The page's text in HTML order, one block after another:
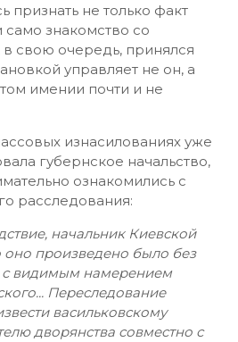
признать не только факт
само знакомство со
в свою очередь, принялся
управляет не он, а
имении почти и не
изнасилованиях уже
губернское начальство,
ознакомились с
расследования:
начальник Киевской
оно произведено было без
с видимым намерением
Переследование
васильковскому
дворянства совместно с